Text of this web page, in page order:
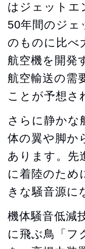
はジェットエ
50年間のジェ
のものに比べ
航空機を開発
航空輸送の需
ことが予想さ
さらに静かな
体の翼や脚か
あります。先
に着陸のため
きな騒音源に
機体騒音低減
に飛ぶ鳥「フ